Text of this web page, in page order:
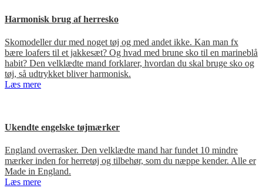
Harmonisk brug af herresko
Skomodeller dur med noget tøj og med andet ikke. Kan man fx
bære loafers til et jakkesæt? Og hvad med brune sko til en marineblå
habit? Den velklædte mand forklarer, hvordan du skal bruge sko og
tøj, så udtrykket bliver harmonisk.
Læs mere
Ukendte engelske tøjmærker
England overrasker. Den velklædte mand har fundet 10 mindre
mærker inden for herretøj og tilbehør, som du næppe kender. Alle er
Made in England.
Læs mere